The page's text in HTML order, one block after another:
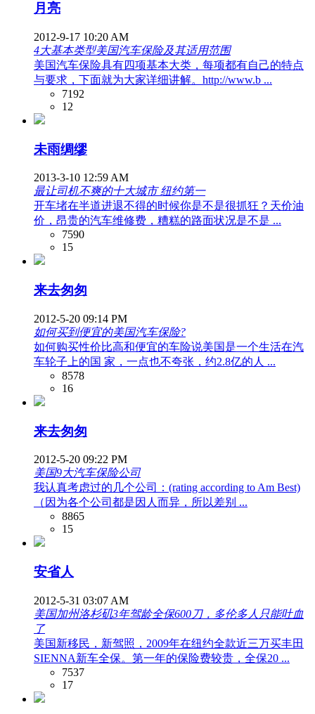
月亮
2012-9-17 10:20 AM
4大基本类型美国汽车保险及其适用范围
美国汽车保险具有四项基本大类，每项都有自己的特点
与要求，下面就为大家详细讲解。http://www.b ...
7192
12
未雨绸缪
2013-3-10 12:59 AM
最让司机不爽的十大城市 纽约第一
开车堵在半道进退不得的时候你是不是很抓狂？天价油
价，昂贵的汽车维修费，糟糕的路面状况是不是 ...
7590
15
来去匆匆
2012-5-20 09:14 PM
如何买到便宜的美国汽车保险?
如何购买性价比高和便宜的车险说美国是一个生活在汽
车轮子上的国 家，一点也不夸张，约2.8亿的人 ...
8578
16
来去匆匆
2012-5-20 09:22 PM
美国9大汽车保险公司
我认真考虑过的几个公司：(rating according to Am Best)
（因为各个公司都是因人而异，所以差别 ...
8865
15
安省人
2012-5-31 03:07 AM
美国加州洛杉矶3年驾龄全保600刀，多伦多人只能吐血
了
美国新移民，新驾照，2009年在纽约全款近三万买丰田
SIENNA新车全保。第一年的保险费较贵，全保20 ...
7537
17